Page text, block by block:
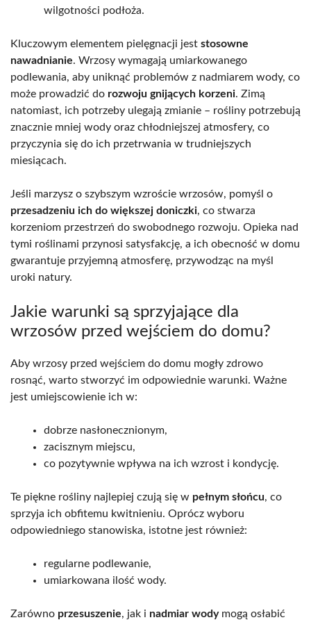
wilgotności podłoża.
Kluczowym elementem pielęgnacji jest stosowne
nawadnianie. Wrzosy wymagają umiarkowanego
podlewania, aby uniknąć problemów z nadmiarem wody, co
może prowadzić do rozwoju gnijących korzeni. Zimą
natomiast, ich potrzeby ulegają zmianie – rośliny potrzebują
znacznie mniej wody oraz chłodniejszej atmosfery, co
przyczynia się do ich przetrwania w trudniejszych
miesiącach.
Jeśli marzysz o szybszym wzroście wrzosów, pomyśl o
przesadzeniu ich do większej doniczki, co stwarza
korzeniom przestrzeń do swobodnego rozwoju. Opieka nad
tymi roślinami przynosi satysfakcję, a ich obecność w domu
gwarantuje przyjemną atmosferę, przywodząc na myśl
uroki natury.
Jakie warunki są sprzyjające dla
wrzosów przed wejściem do domu?
Aby wrzosy przed wejściem do domu mogły zdrowo
rosnąć, warto stworzyć im odpowiednie warunki. Ważne
jest umiejscowienie ich w:
dobrze nasłonecznionym,
zacisznym miejscu,
co pozytywnie wpływa na ich wzrost i kondycję.
Te piękne rośliny najlepiej czują się w pełnym słońcu, co
sprzyja ich obfitemu kwitnieniu. Oprócz wyboru
odpowiedniego stanowiska, istotne jest również:
regularne podlewanie,
umiarkowana ilość wody.
Zarówno przesuszenie, jak i nadmiar wodymogą osłabić